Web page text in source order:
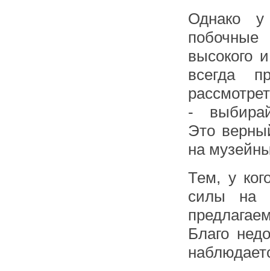
Однако у
побочные
высокого
всегда
-
Это
на
Тем, у
силы на
Благо